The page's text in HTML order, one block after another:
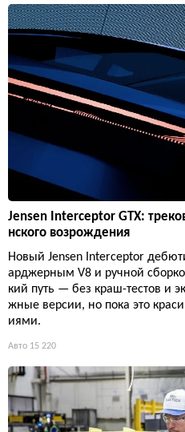
Jensen Interceptor GTX:
нского возрождения
Новый Jensen Interceptor
арджерным V8 и ручной
кий путь — без краш-тестов и
жные версии, но пока это
иями.
Авто 15 220